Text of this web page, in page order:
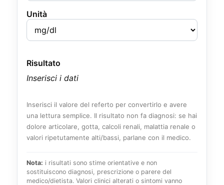
Unità
Risultato
Inserisci i dati
Inserisci il valore del referto per convertirlo e avere
una lettura semplice. Il risultato non fa diagnosi: se hai
dolore articolare, gotta, calcoli renali, malattia renale o
valori ripetutamente alti/bassi, parlane con il medico.
Nota: i risultati sono stime orientative e non
sostituiscono diagnosi, prescrizione o parere del
medico/dietista. Valori clinici alterati o sintomi vanno